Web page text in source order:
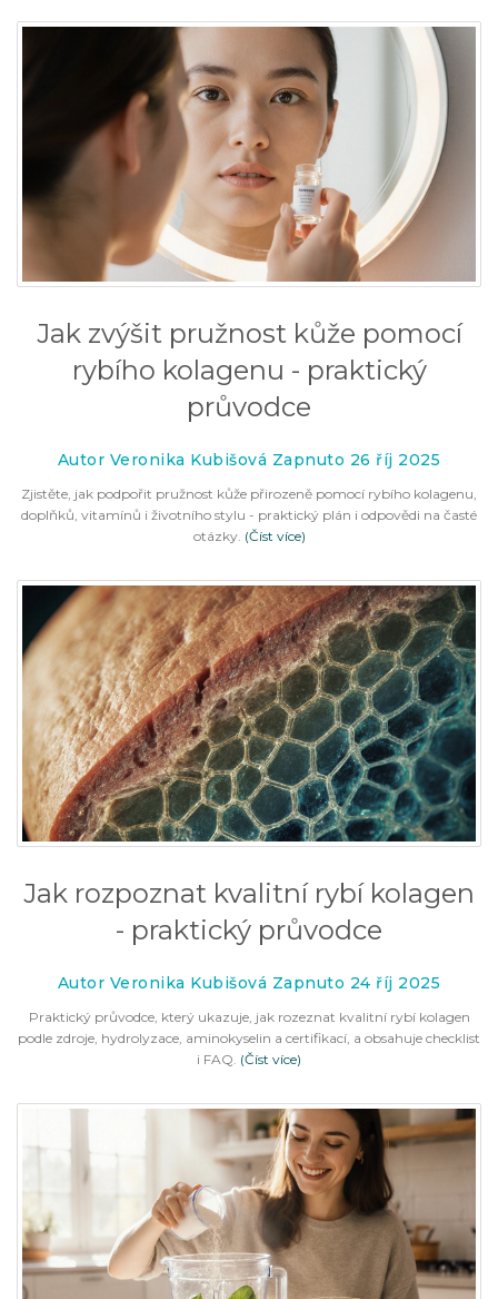
Jak zvýšit pružnost kůže pomocí
rybího kolagenu - praktický
průvodce
Autor Veronika Kubišová Zapnuto 26 říj 2025
Zjistěte, jak podpořit pružnost kůže přirozeně pomocí rybího kolagenu,
doplňků, vitamínů i životního stylu - praktický plán i odpovědi na časté
otázky. (Číst více)
Jak rozpoznat kvalitní rybí kolagen
- praktický průvodce
Autor Veronika Kubišová Zapnuto 24 říj 2025
Praktický průvodce, který ukazuje, jak rozeznat kvalitní rybí kolagen
podle zdroje, hydrolyzace, aminokyselin a certifikací, a obsahuje checklist
i FAQ. (Číst více)